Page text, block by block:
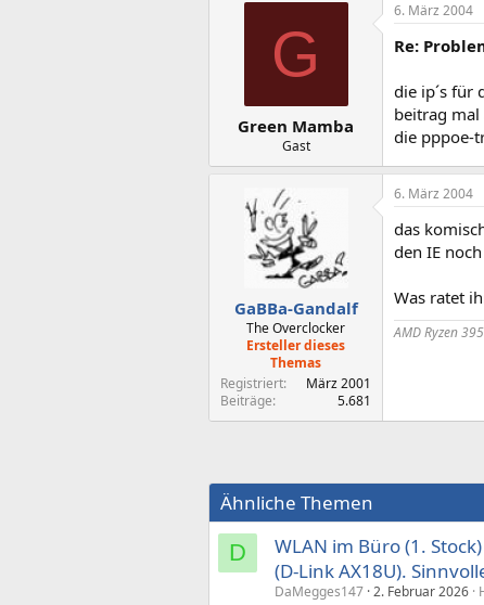
G
Green Mamba
Gast
6. März 2004
Re:
die ip´s für
beitrag mal
die pppoe-
GaBBa-Gandalf
The Overclocker
Ersteller dieses
Themas
Registriert
März 2001
Beiträge
5.681
6. März 2004
das
den IE
Was ratet
AMD Ryzen
Ähnliche Themen
D
WLAN im Büro (1.
(D-Link AX18U).
DaMegges147 2. Februar 2026